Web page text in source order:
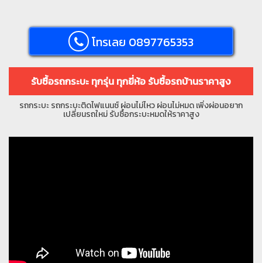
โทรเลย 0897765353
รับซื้อรถกระบะ ทุกรุ่น ทุกยี่ห้อ รับซื้อรถบ้านราคาสูง
รถกระบะ รถกระบะติดไฟแนนซ์ ผ่อนไม่ไหว ผ่อนไม่หมด เพิ่งผ่อนอยาก
เปลี่ยนรถใหม่ รับซื้อกระบะหมดให้ราคาสูง